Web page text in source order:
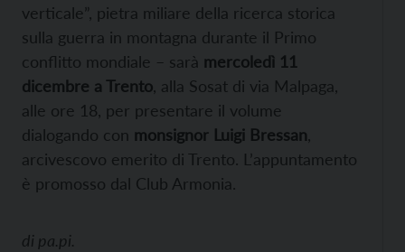
verticale”, pietra miliare della ricerca storica
sulla guerra in montagna durante il Primo
conflitto mondiale – sarà mercoledì 11
dicembre a Trento , alla Sosat di via Malpaga,
alle ore 18, per presentare il volume
dialogando con monsignor Luigi Bressan
arcivescovo emerito di Trento. L’appuntamento
è promosso dal Club Armonia.
di pa.pi.